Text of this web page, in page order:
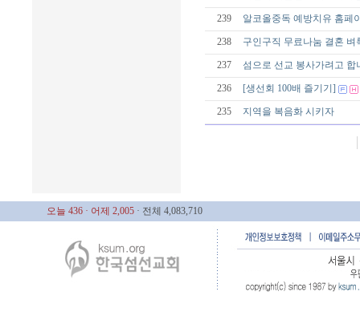
239 알코올중독 예방치유 홈페
238 구인구직 무료나눔 결혼 벼
237 섬으로 선교 봉사가려고 합
236 [생선회 100배 즐기기]
235 지역을 복음화 시키자
오늘 436 · 어제 2,005 · 전체 4,083,710